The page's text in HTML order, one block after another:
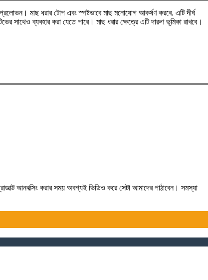
মাছ ধরার টোপ এবং স্পষ্টভাবে মাছ মনোযোগ আকর্ষণ করবে. এটি দীর্ঘ
ব্যবহার করা যেতে পারে। মাছ ধরার ক্ষেত্রে এটি দারুণ ভূমিকা রাখবে।
আনবক্সিং করার সময় অবশ্যই ভিডিও করে সেটা আমাদের পাঠাবেন। সমস্যা